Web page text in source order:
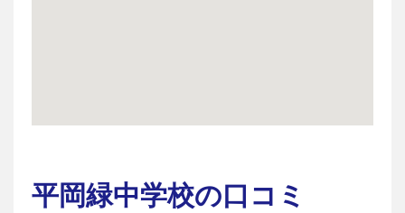
平岡緑中学校の口コミ